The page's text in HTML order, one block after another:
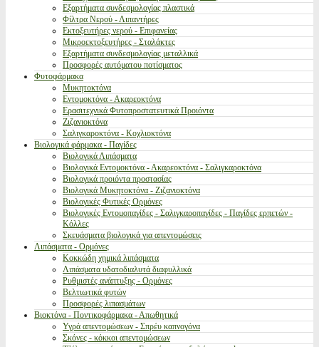
Εξαρτήματα συνδεσμολογίας πλαστικά
Φίλτρα Νερού - Λιπαντήρες
Εκτοξευτήρες νερού - Επιφανείας
Μικροεκτοξευτήρες - Σταλάκτες
Εξαρτήματα συνδεσμολογίας μεταλλικά
Προσφορές αυτόματου ποτίσματος
Φυτοφάρμακα
Μυκητοκτόνα
Εντομοκτόνα - Ακαρεοκτόνα
Ερασιτεχνικά Φυτοπροστατευτικά Προιόντα
Ζιζανιοκτόνα
Σαλιγκαροκτόνα - Κοχλιοκτόνα
Βιολογικά φάρμακα - Παγίδες
Βιολογικά Λιπάσματα
Βιολογικά Εντομοκτόνα - Ακαρεοκτόνα - Σαλιγκαροκτόνα
Βιολογικά προιόντα προστασίας
Βιολογικά Μυκητοκτόνα - Ζιζανιοκτόνα
Βιολογικές Φυτικές Ορμόνες
Βιολογικές Εντομοπαγίδες - Σαλιγκαροπαγίδες - Παγίδες ερπετών -
Κόλλες
Σκευάσματα βιολογικά για απεντομώσεις
Λιπάσματα - Ορμόνες
Κοκκώδη χημικά λιπάσματα
Λιπάσματα υδατοδιαλυτά διαφυλλικά
Ρυθμιστές ανάπτυξης - Ορμόνες
Βελτιωτικά φυτών
Προσφορές λιπασμάτων
Βιοκτόνα - Ποντικοφάρμακα - Απωθητικά
Υγρά απεντομώσεων - Σπρέυ καπνογόνα
Σκόνες - κόκκοι απεντομώσεων